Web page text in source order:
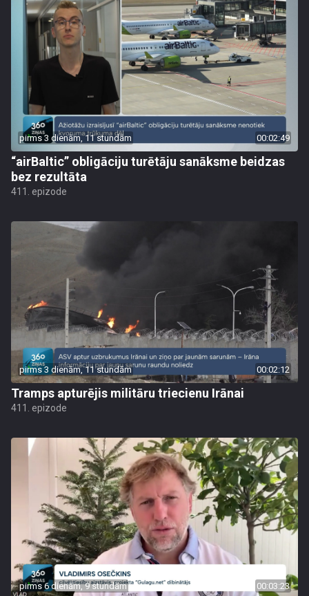
pirms 3 dienām, 11 stundām 00:02:49
“airBaltic” obligāciju turētāju sanāksme beidzas
bez rezultāta
411. epizode
pirms 3 dienām, 11 stundām 00:02:12
Tramps apturējis militāru triecienu Irānai
411. epizode
pirms 6 dienām, 9 stundām 00:03:23